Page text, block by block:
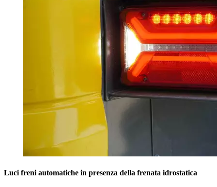
Luci freni automatiche in presenza della frenata idrostatica